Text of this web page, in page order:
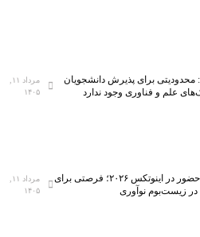
محدودیتی برای پذیرش دانشجویان
علم و فناوری وجود ندارد
۱۴۰۵
آغاز ثبت‌نام برای حضور در اینوتکس ۲۰۲۶؛ فرصتی برای
زیست‌بوم نوآوری
۱۴۰۵